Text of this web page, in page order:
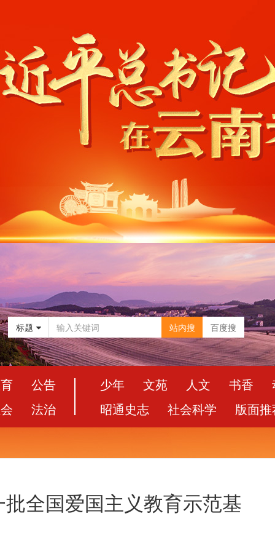
标题 站内搜 百度搜
公告
法治
少年 文苑 人文 书香
昭通史志
社会科学 版面
全国爱国主义教育示范基